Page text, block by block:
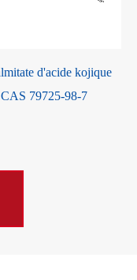
d'acide kojique
CAS 79725-98-7